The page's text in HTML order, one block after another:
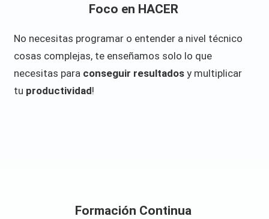
Foco en HACER
No necesitas programar o entender a nivel técnico
cosas complejas, te enseñamos solo lo que
necesitas para conseguir resultados y multiplicar
tu productividad!
Formación Continua